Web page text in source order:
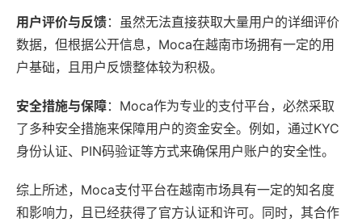
用户评价与反馈：虽然无法直接获取大量用户的详细评价
数据，但根据公开信息，Moca在越南市场拥有一定的用
户基础，且用户反馈整体较为积极。
安全措施与保障：Moca作为专业的支付平台，必然采取
了多种安全措施来保障用户的资金安全。例如，通过KYC
身份认证、PIN码验证等方式来确保用户账户的安全性。
综上所述，Moca支付平台在越南市场具有一定的知名度
和影响力，且已经获得了官方认证和许可。同时，其合作